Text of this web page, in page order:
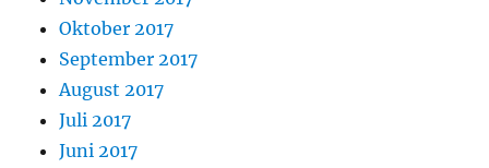
Oktober 2017
September 2017
August 2017
Juli 2017
Juni 2017